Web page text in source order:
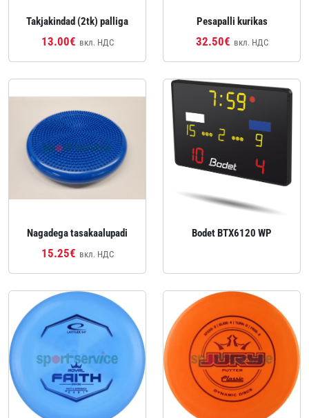
Takjakindad (2tk) palliga
13.00€ вкл. НДС
Pesapalli kurikas
32.50€ вкл. НДС
Nagadega tasakaalupadi
15.25€ вкл. НДС
Bodet BTX6120 WP